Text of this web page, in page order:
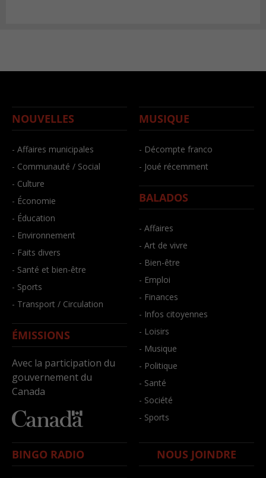
NOUVELLES
- Affaires municipales
- Communauté / Social
- Culture
- Économie
- Éducation
- Environnement
- Faits divers
- Santé et bien-être
- Sports
- Transport / Circulation
ÉMISSIONS
Avec la participation du
gouvernement du
Canada
MUSIQUE
- Décompte franco
- Joué récemment
BALADOS
- Affaires
- Art de vivre
- Bien-être
- Emploi
- Finances
- Infos citoyennes
- Loisirs
- Musique
- Politique
- Santé
- Société
- Sports
BINGO RADIO NOUS JOINDRE